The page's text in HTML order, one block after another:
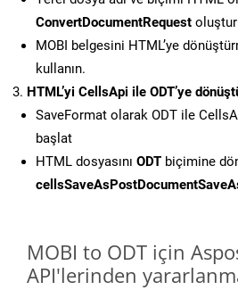
ConvertDocumentRequest
MOBI belgesini HTML’ye
kullanın.
HTML’yi CellsApi ile ODT’ye
SaveFormat olarak ODT ile
başlat
HTML dosyasını ODT biçimine
MOBI to ODT için
API'lerinden